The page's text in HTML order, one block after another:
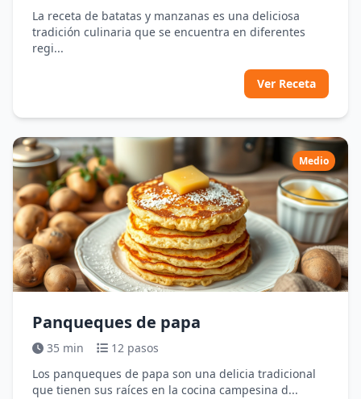
La receta de batatas y manzanas es una deliciosa
tradición culinaria que se encuentra en diferentes
regi...
Ver Receta
Medio
Panqueques de papa
35 min
12 pasos
Los panqueques de papa son una delicia tradicional
que tienen sus raíces en la cocina campesina d...